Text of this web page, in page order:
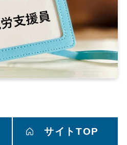
サイトTOP